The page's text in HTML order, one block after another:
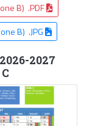
B) .PDF
B) .JPG
2027